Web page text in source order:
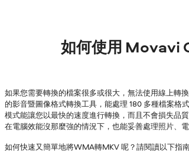
如何使用 Movavi
如果您需要轉換的檔案很多或很大，無法使用線上轉
的影音暨圖像格式轉換工具，能處理 180 多種檔案格
模式能讓您以最快的速度進行轉換，而且不會損失品
在電腦效能沒那麼強的情況下，也能妥善處理照片、電
如何快速又簡單地將WMA轉MKV 呢？請閱讀以下指